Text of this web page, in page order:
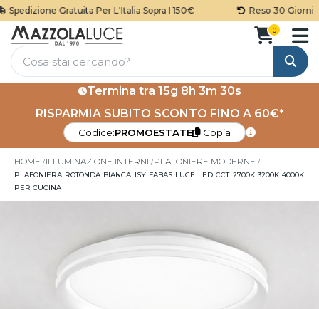
Gratuita Per L'Italia Sopra I 150€ Reso 30 Giorni
Cerca
0
Termina tra 15g 8h 3m 30s
RISPARMIA SUBITO SCONTO FINO A 60€*
Codice:PROMOESTATE Copia
HOME ILLUMINAZIONE INTERNI PLAFONIERE MODERNE
PLAFONIERA ROTONDA BIANCA ISY FABAS LUCE LED CCT 2700K 3200K 4000K
PER CUCINA